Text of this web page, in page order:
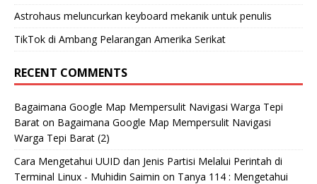
Astrohaus meluncurkan keyboard mekanik untuk penulis
TikTok di Ambang Pelarangan Amerika Serikat
RECENT COMMENTS
Bagaimana Google Map Mempersulit Navigasi Warga Tepi
Barat on Bagaimana Google Map Mempersulit Navigasi
Warga Tepi Barat (2)
Cara Mengetahui UUID dan Jenis Partisi Melalui Perintah di
Terminal Linux - Muhidin Saimin on Tanya 114 : Mengetahui